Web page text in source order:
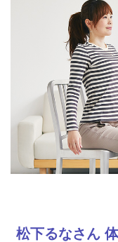
松下るなさん